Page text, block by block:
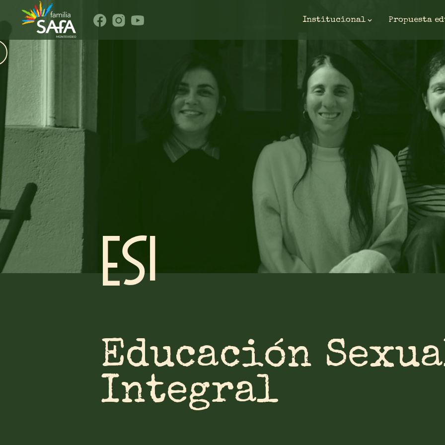
Institucional Propuesta
ESI
Educación
Integral